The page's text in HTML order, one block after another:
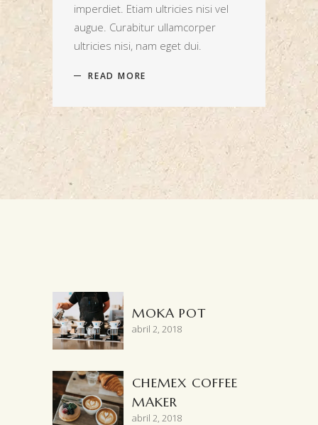
imperdiet. Etiam ultricies nisi vel
augue. Curabitur ullamcorper
ultricies nisi, nam eget dui.
READ MORE
MOKA POT
abril 2, 2018
CHEMEX COFFEE
MAKER
abril 2, 2018